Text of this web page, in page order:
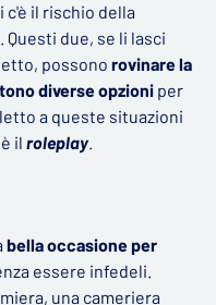
c'è il rischio della
. Questi due, se li lasci
possono rovinare la
diverse opzioni per
a queste situazioni
il roleplay.
bella occasione per
essere infedeli.
una cameriera